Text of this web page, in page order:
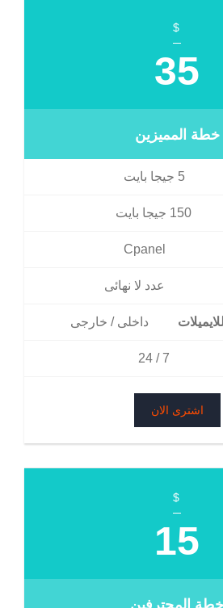
$
35
خطة المميزين
5 جيجا بايت
150 جيجا بايت
Cpanel
عدد لا نهائى
داخلى / خارجى
7 / 24
اشترى الان
$
15
خطة المحترفين